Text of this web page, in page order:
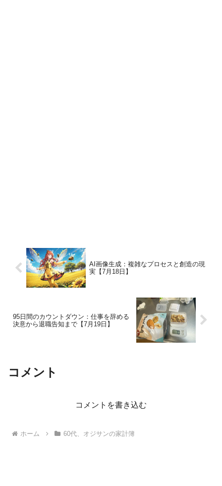
AI画像生成：複雑なプロセスと創造の現
実【7月18日】
95日間のカウントダウン：仕事を辞める
決意から退職告知まで【7月19日】
コメント
コメントを書き込む
ホーム 60代、オジサンの家計簿